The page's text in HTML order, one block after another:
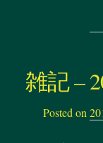
雑記 –
Posted on